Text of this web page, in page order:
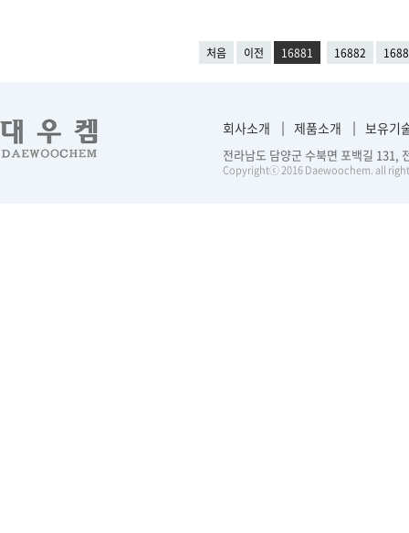
처음 이전 16881 16882
회사소개 제품소개 보유기
전라남도 담양군 수북면 포백길
Copyrightⓒ 2016 Daewoochem. all